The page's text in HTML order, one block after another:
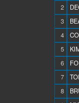
2
3
4
5
6
7
8